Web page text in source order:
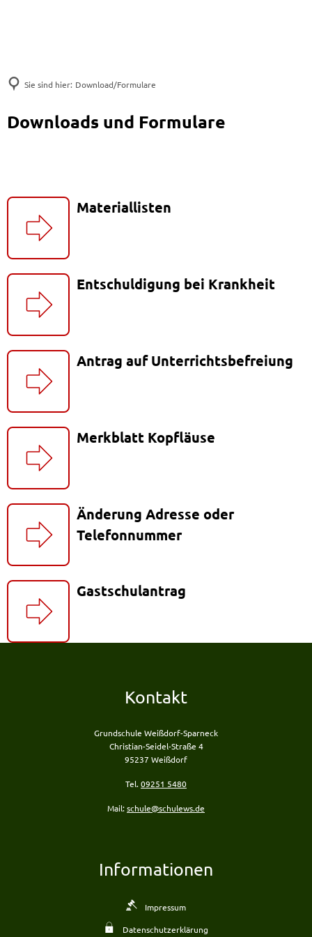
Sie sind hier: Download/Formulare
Downloads und Formulare
Materiallisten
Entschuldigung bei Krankheit
Antrag auf Unterrichtsbefreiung
Merkblatt Kopfläuse
Änderung Adresse oder
Telefonnummer
Gastschulantrag
Kontakt
Grundschule Weißdorf-Sparneck
Christian-Seidel-Straße 4
95237 Weißdorf
Tel.09251 5480
Mail:schule@schulews.de
Informationen
Impressum
Datenschutzerklärung